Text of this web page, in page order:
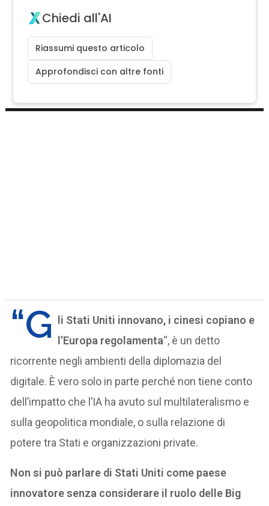
Chiedi all'AI
Riassumi questo articolo
Approfondisci con altre fonti
“G
li Stati Uniti innovano, i cinesi copiano e
l’Europa regolamenta“, è un detto
ricorrente negli ambienti della diplomazia del
digitale. È vero solo in parte perché non tiene conto
dell’impatto che l’IA ha avuto sul multilateralismo e
sulla geopolitica mondiale, o sulla relazione di
potere tra Stati e organizzazioni private.
Non si può parlare di Stati Uniti come paese
innovatore senza considerare il ruolo delle Big